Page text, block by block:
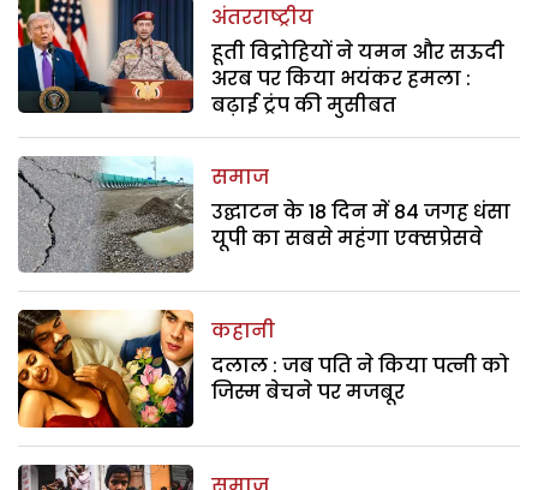
अंतरराष्ट्रीय
हूती विद्रोहियों ने यमन और सऊदी
अरब पर किया भयंकर हमला :
बढ़ाई ट्रंप की मुसीबत
समाज
उद्घाटन के 18 दिन में 84 जगह धंसा
यूपी का सबसे महंगा एक्सप्रेसवे
कहानी
दलाल : जब पति ने किया पत्नी को
जिस्म बेचने पर मजबूर